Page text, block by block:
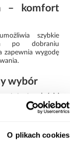
O plikach cookies
– komfort
szybkie
po dobraniu
zapewnia wygodę
wybór
trwałości i
wykonanie
do codziennego